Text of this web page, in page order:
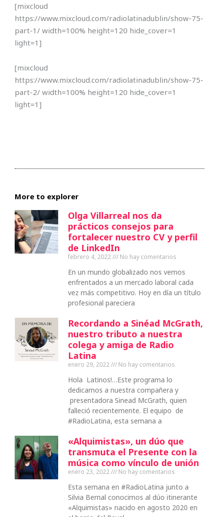
[mixcloud
https://www.mixcloud.com/radiolatinadublin/show-75-
part-1/ width=100% height=120 hide_cover=1
light=1]
[mixcloud
https://www.mixcloud.com/radiolatinadublin/show-75-
part-2/ width=100% height=120 hide_cover=1
light=1]
More to explorer
Olga Villarreal nos da
prácticos consejos para
fortalecer nuestro CV y perfil
de LinkedIn
febrero 4, 2022 No hay comentarios
En un mundo globalizado nos vemos
enfrentados a un mercado laboral cada
vez más competitivo. Hoy en día un título
profesional pareciera
Recordando a Sinéad McGrath,
nuestro tributo a nuestra
colega y amiga de Radio
Latina
enero 29, 2022 No hay comentarios
Hola Latinos!…Este programa lo
dedicamos a nuestra compañera y
presentadora Sinead McGrath, quien
falleció recientemente. El equipo de
#RadioLatina, esta semana a
«Alquimistas», un dúo que
transmuta el Presente con la
música como vínculo de unión
enero 23, 2022 No hay comentarios
Esta semana en #RadioLatina junto a
Silvia Bernal conocimos al dúo itinerante
«Alquimistas» nacido en agosto 2020 en